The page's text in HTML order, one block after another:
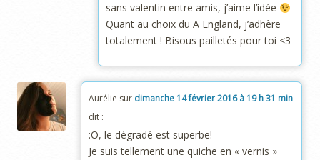
sans valentin entre amis, j’aime l’idée
Quant au choix du A England, j’adhère
totalement ! Bisous pailletés pour toi <3
Aurélie sur dimanche 14 février 2016 à 19 h 31 min
dit :
:O, le dégradé est superbe!
Je suis tellement une quiche en « vernis »